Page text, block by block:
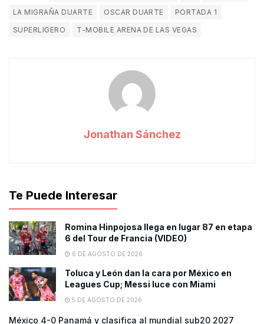
LA MIGRAÑA DUARTE
OSCAR DUARTE
PORTADA 1
SUPERLIGERO
T-MOBILE ARENA DE LAS VEGAS
Jonathan Sánchez
Te Puede Interesar
Romina Hinpojosa llega en lugar 87 en etapa
6 del Tour de Francia (VIDEO)
6 DE AGOSTO DE 2026
Toluca y León dan la cara por México en
Leagues Cup; Messi luce con Miami
5 DE AGOSTO DE 2026
México 4-0 Panamá y clasifica al mundial sub20 2027